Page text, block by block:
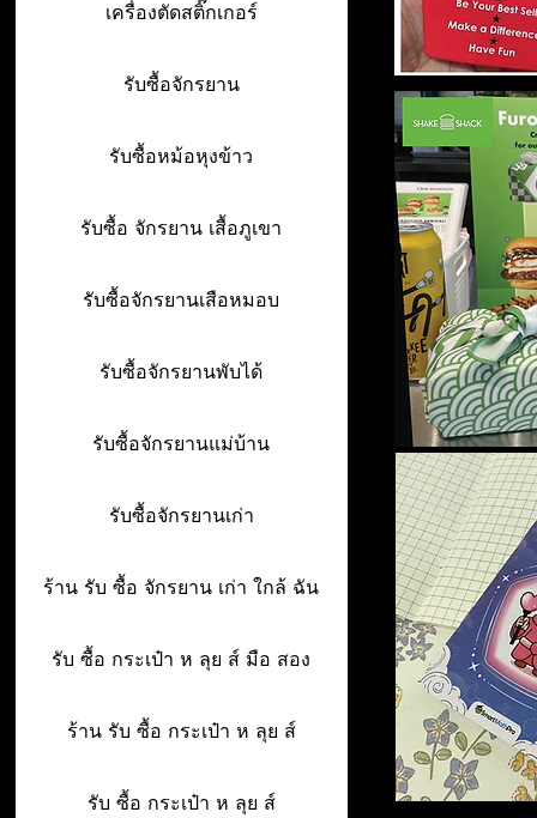
เครื่องตัดสติ๊กเกอร์
รับซื้อจักรยาน
รับซื้อหม้อหุงข้าว
รับซื้อ จักรยาน เสื้อภูเขา
รับซื้อจักรยานเสือหมอบ
รับซื้อจักรยานพับได้
รับซื้อจักรยานแม่บ้าน
รับซื้อจักรยานเก่า
ร้าน รับ ซื้อ จักรยาน เก่า ใกล้ ฉัน
รับ ซื้อ กระเป๋า ห ลุย ส์ มือ สอง
ร้าน รับ ซื้อ กระเป๋า ห ลุย ส์
รับ ซื้อ กระเป๋า ห ลุย ส์